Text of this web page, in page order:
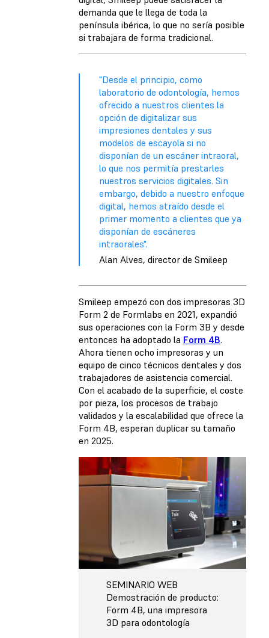
demanda que le llega de toda la
península ibérica, lo que no sería posible
si trabajara de forma tradicional.
"Desde el principio, como
laboratorio de odontología, hemos
ofrecido a nuestros clientes la
opción de digitalizar sus
impresiones dentales y sus
modelos de escayola si no
disponían de un escáner intraoral,
lo que nos permitía prestarles
nuestros servicios digitales. Sin
embargo, debido a nuestro enfoque
digital, hemos atraído desde el
primer momento a clientes que ya
disponían de escáneres
intraorales".
Alan Alves, director de Smileep
Smileep empezó con dos impresoras 3D
Form 2 de Formlabs en 2021, expandió
sus operaciones con la Form 3B y desde
entonces ha adoptado la Form 4B.
Ahora tienen ocho impresoras y un
equipo de cinco técnicos dentales y dos
trabajadores de asistencia comercial.
Con el acabado de la superficie, el coste
por pieza, los procesos de trabajo
validados y la escalabilidad que ofrece la
Form 4B, esperan duplicar su tamaño
en 2025.
SEMINARIO WEB
Demostración de producto:
Form 4B, una impresora
3D para odontología